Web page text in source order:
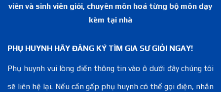
viên và sinh viên giỏi, chuyên môn hoá từng bộ môn dạy
kèm tại nhà
PHỤ HUYNH HÃY ĐĂNG KÝ TÌM GIA SƯ GIỎI NGAY!
Phụ huynh vui lòng điền thông tin vào ô dưới đây chúng tôi
sẽ liên hệ lại. Nếu cần gấp phụ huynh có thể gọi điện, nhắn